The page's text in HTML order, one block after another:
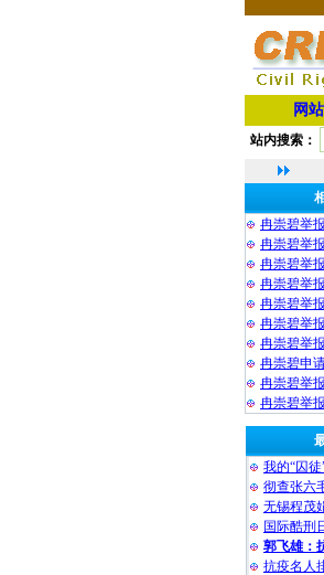
网
站内搜索：
冉崇碧举
冉崇碧举
冉崇碧举
冉崇碧举
冉崇碧举
冉崇碧举
冉崇碧举
冉崇碧申
冉崇碧举
冉崇碧举
我的“囚
彻查张六
无锡程茂
国际酷刑
郭飞雄：
抗疫名人